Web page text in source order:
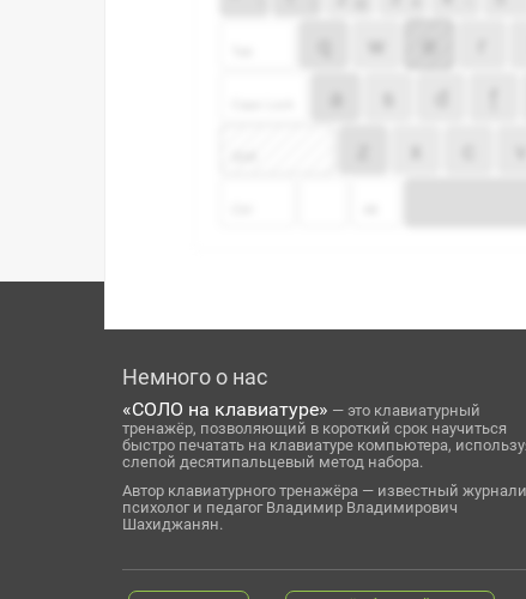
Немного о нас
«СОЛО на клавиатуре» — это клавиатурный
тренажёр, позволяющий в короткий срок научиться
быстро печатать на клавиатуре компьютера,
слепой десятипальцевый метод набора.
Автор клавиатурного тренажёра — известный
психолог и педагог Владимир Владимирович
Шахиджанян.